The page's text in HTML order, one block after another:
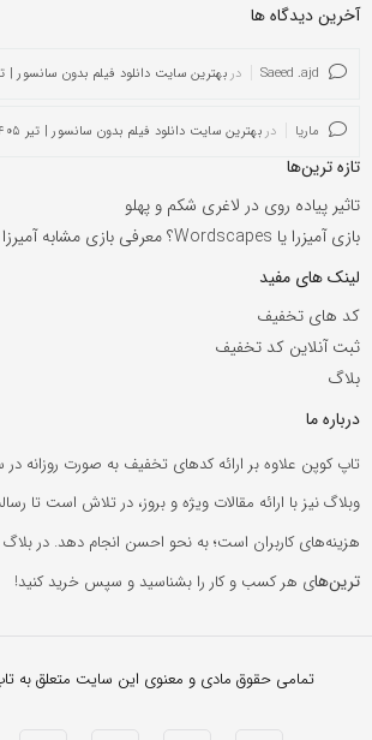
آخرین دیدگاه ها
Saeed .ajd دربهترین سایت دانلود فیلم بدون سانسور | تیر
ماریا دربهترین سایت دانلود فیلم بدون سانسور | تیر ۱۴۰۵
تازه ترین‌ها
تاثیر پیاده روی در لاغری شکم و پهلو
بازی آمیزرا یا Wordscapes؟ معرفی بازی مشابه آمیرزا
لینک های مفید
کد های تخفیف
ثبت آنلاین کد تخفیف
بلاگ
درباره ما
تاپ کوپن علاوه بر ارائه کدهای تخفیف به صورت روزانه
وبلاگ نیز با ارائه مقالات ویژه و بروز، در تلاش است تا
هزینه‌های کاربران است؛ به نحو احسن انجام دهد. در
ترین‌های هر کسب و کار را بشناسید و سپس خرید کنید!
تمامی حقوق مادی و معنوی این سایت متعلق به